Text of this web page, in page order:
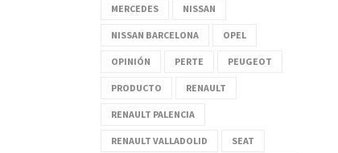
MERCEDES NISSAN
NISSAN BARCELONA OPEL
OPINIÓN PERTE PEUGEOT
PRODUCTO RENAULT
RENAULT PALENCIA
RENAULT VALLADOLID SEAT